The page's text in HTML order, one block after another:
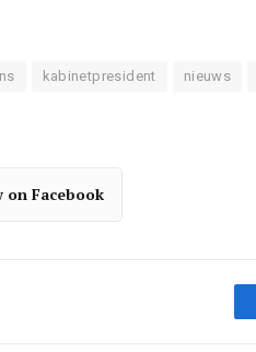
kabinetpresident nieuws
on Facebook